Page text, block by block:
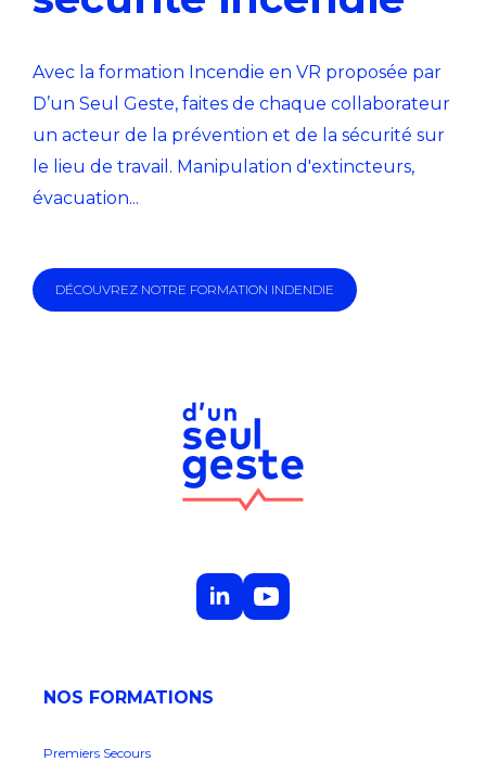
Avec la formation Incendie en VR proposée par
D’un Seul Geste, faites de chaque collaborateur
un acteur de la prévention et de la sécurité sur
le lieu de travail. Manipulation d'extincteurs,
évacuation...
DÉCOUVREZ NOTRE FORMATION INDENDIE
NOS FORMATIONS
Premiers Secours